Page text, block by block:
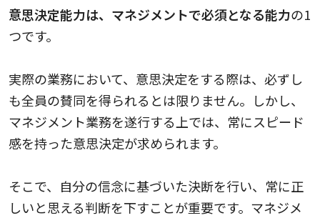
意思決定能力は、マネジメントで必須となる能力の1
つです。
実際の業務において、意思決定をする際は、必ずし
も全員の賛同を得られるとは限りません。しかし、
マネジメント業務を遂行する上では、常にスピード
感を持った意思決定が求められます。
そこで、自分の信念に基づいた決断を行い、常に正
しいと思える判断を下すことが重要です。マネジメ